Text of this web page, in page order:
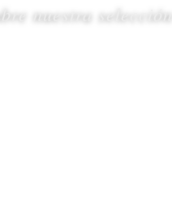
nuestra selección